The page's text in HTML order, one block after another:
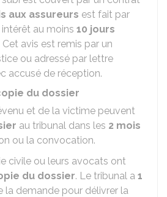
aux assureurs est fait par
au moins 10 jours
Cet avis est remis par un
ou adressé par lettre
accusé de réception.
du dossier
et de la victime peuvent
au tribunal dans les 2 mois
ou la convocation.
civile ou leurs avocats ont
du dossier. Le tribunal a 1
la demande pour délivrer la